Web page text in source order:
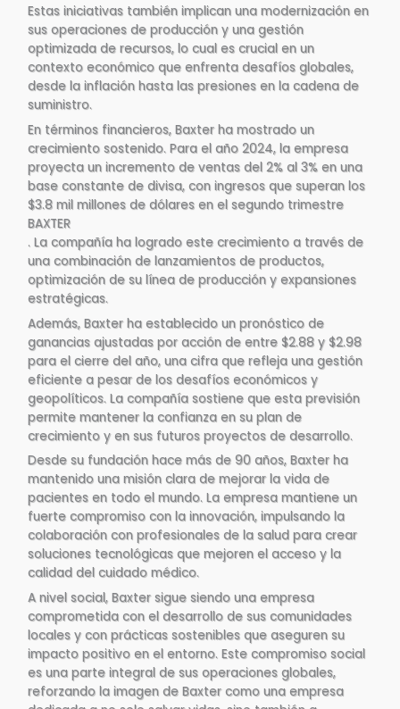
Estas iniciativas también implican una modernización en
sus operaciones de producción y una gestión
optimizada de recursos, lo cual es crucial en un
contexto económico que enfrenta desafíos globales,
desde la inflación hasta las presiones en la cadena de
suministro.
En términos financieros, Baxter ha mostrado un
crecimiento sostenido. Para el año 2024, la empresa
proyecta un incremento de ventas del 2% al 3% en una
base constante de divisa, con ingresos que superan los
$3.8 mil millones de dólares en el segundo trimestre​
BAXTER
. La compañía ha logrado este crecimiento a través de
una combinación de lanzamientos de productos,
optimización de su línea de producción y expansiones
estratégicas.
Además, Baxter ha establecido un pronóstico de
ganancias ajustadas por acción de entre $2.88 y $2.98
para el cierre del año, una cifra que refleja una gestión
eficiente a pesar de los desafíos económicos y
geopolíticos. La compañía sostiene que esta previsión
permite mantener la confianza en su plan de
crecimiento y en sus futuros proyectos de desarrollo.
Desde su fundación hace más de 90 años, Baxter ha
mantenido una misión clara de mejorar la vida de
pacientes en todo el mundo. La empresa mantiene un
fuerte compromiso con la innovación, impulsando la
colaboración con profesionales de la salud para crear
soluciones tecnológicas que mejoren el acceso y la
calidad del cuidado médico.
A nivel social, Baxter sigue siendo una empresa
comprometida con el desarrollo de sus comunidades
locales y con prácticas sostenibles que aseguren su
impacto positivo en el entorno. Este compromiso social
es una parte integral de sus operaciones globales,
reforzando la imagen de Baxter como una empresa